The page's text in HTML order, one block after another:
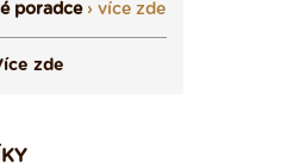
poradce › více zde
zde